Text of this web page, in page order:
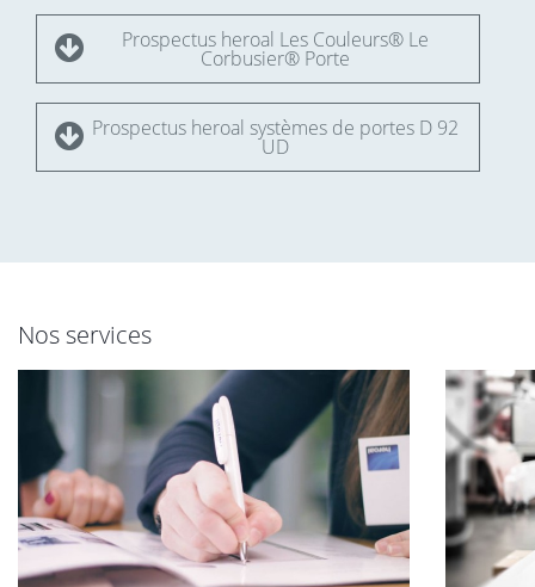
Prospectus heroal Les Couleurs® Le
Corbusier® Porte
Prospectus heroal systèmes de portes D 92
UD
Nos services